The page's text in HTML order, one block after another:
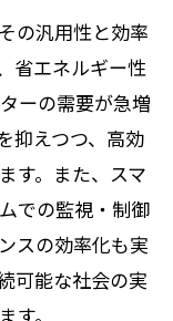
ーター運用
予知保全
の最新ツー
環境条件と
びの要点
の汎用性と効率
省エネルギー性
ーの需要が急増
抑えつつ、高効
す。また、スマ
での監視・制御
スの効率化も実
可能な社会の実
。